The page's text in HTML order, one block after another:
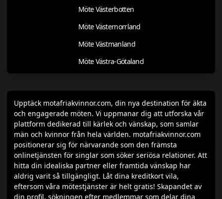
Möte Västerbotten
Möte Västernorrland
Möte Västmanland
Möte Västra-Götaland
Upptäck motafriakvinnor.com, din nya destination för äkta
och engagerade möten. Vi uppmanar dig att utforska vår
plattform dedikerad till kärlek och vänskap, som samlar
män och kvinnor från hela världen. motafriakvinnor.com
positionerar sig för närvarande som den främsta
onlinetjänsten för singlar som söker seriösa relationer. Att
hitta din idealiska partner eller framtida vänskap har
aldrig varit så tillgängligt. Låt dina kreditkort vila,
eftersom våra mötestjänster är helt gratis! Skapandet av
din profil, sökningen efter medlemmar som delar dina